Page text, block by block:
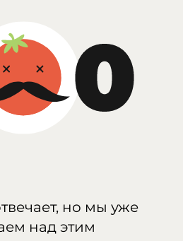
но мы уже
над этим